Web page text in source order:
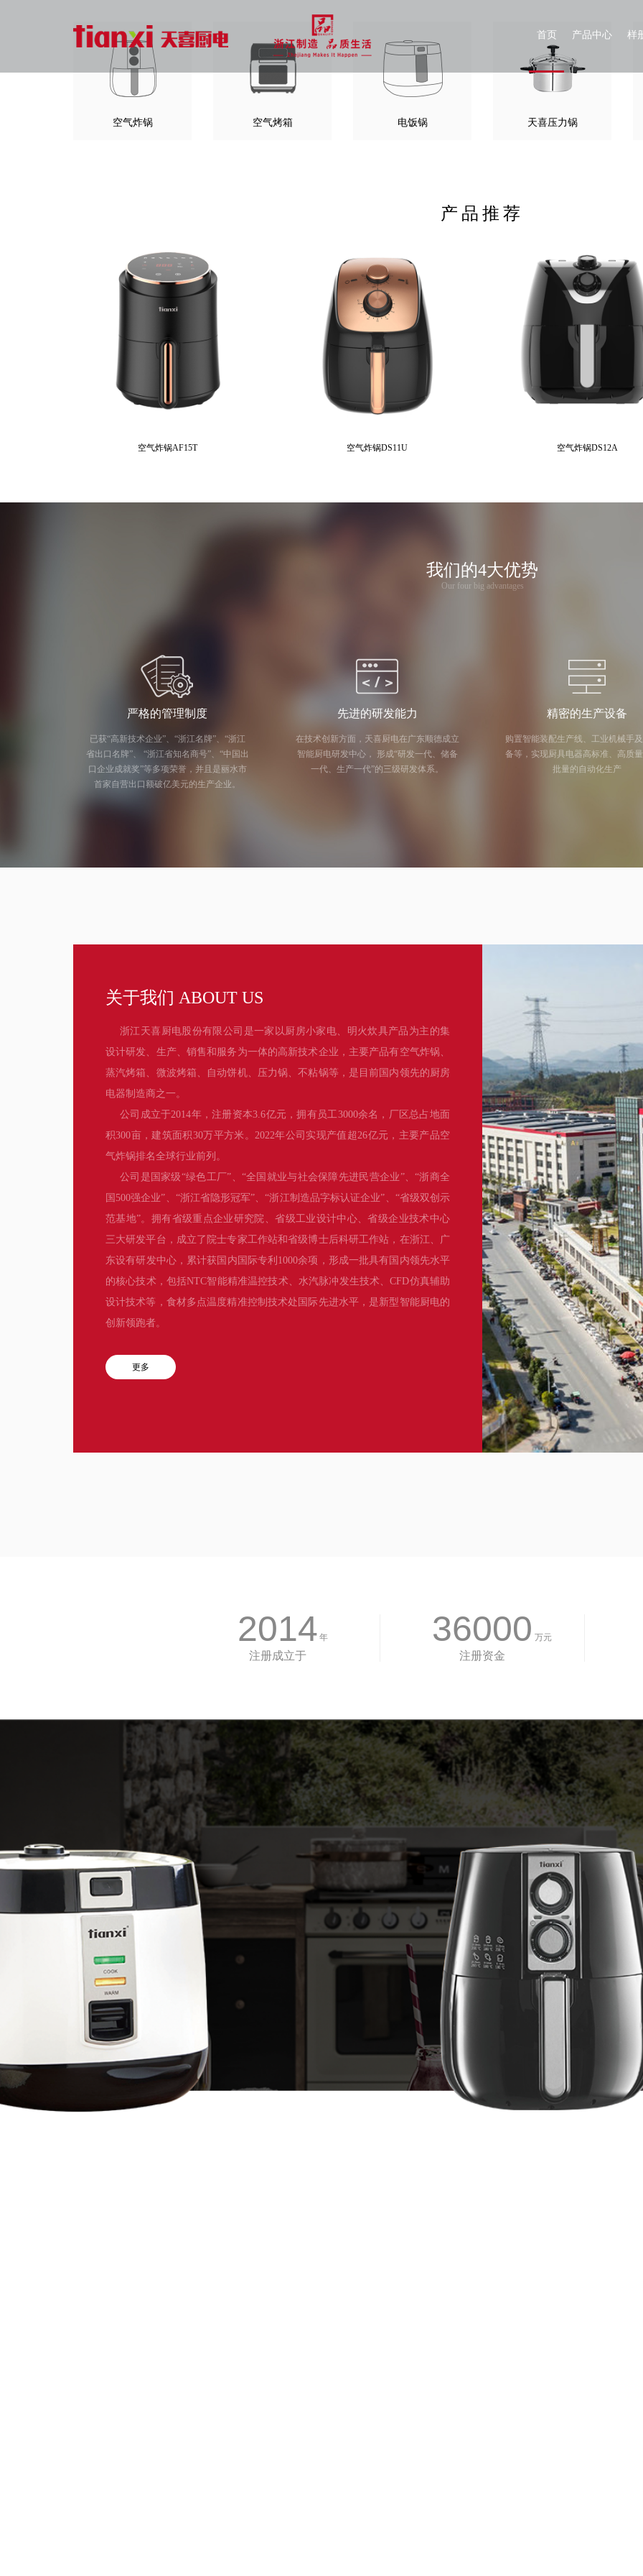
首页 产品中心 样
空气炸锅 空气烤箱 电饭锅 天喜压力锅
产品推荐
空气炸锅AF15T 空气炸锅DS11U 空气炸锅DS12A
我们的4大优势
Our four big advantages
严格的管理制度
已获“高新技术企业”、“浙江名牌”、“浙江
省出口名牌”、 “浙江省知名商号”、“中国出
口企业成就奖”等多项荣誉，并且是丽水市
首家自营出口额破亿美元的生产企业。
先进的研发能力
在技术创新方面，天喜厨电在广东顺德成立
智能厨电研发中心， 形成“研发一代、储备
一代、生产一代”的三级研发体系。
精密的生产设备
购置智能装配生产线、工业机械手
备等，实现厨具电器高标准、高质
批量的自动化生产
关于我们 ABOUT US
浙江天喜厨电股份有限公司是一家以厨房小家电、明火炊具产品为主的集
设计研发、生产、销售和服务为一体的高新技术企业，主要产品有空气炸锅、
蒸汽烤箱、微波烤箱、自动饼机、压力锅、不粘锅等，是目前国内领先的厨房
电器制造商之一。
公司成立于2014年，注册资本3.6亿元，拥有员工3000余名，厂区总占地面
积300亩，建筑面积30万平方米。2022年公司实现产值超26亿元，主要产品空
气炸锅排名全球行业前列。
公司是国家级“绿色工厂”、“全国就业与社会保障先进民营企业”、“浙商全
国500强企业”、“浙江省隐形冠军”、“浙江制造品字标认证企业”、“省级双创示
范基地”。拥有省级重点企业研究院、省级工业设计中心、省级企业技术中心
三大研发平台，成立了院士专家工作站和省级博士后科研工作站，在浙江、广
东设有研发中心，累计获国内国际专利1000余项，形成一批具有国内领先水平
的核心技术，包括NTC智能精准温控技术、水汽脉冲发生技术、CFD仿真辅助
设计技术等，食材多点温度精准控制技术处国际先进水平，是新型智能厨电的
创新领跑者。
更多
2014 年
注册成立于
36000 万元
注册资金